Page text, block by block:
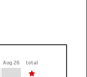
Aug 26 total